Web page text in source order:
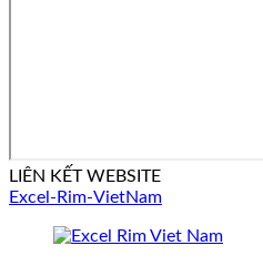
LIÊN KẾT WEBSITE
Excel-Rim-VietNam